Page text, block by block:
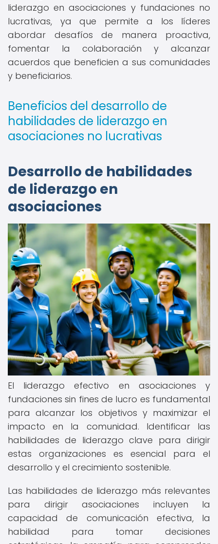
liderazgo en asociaciones y fundaciones no
lucrativas, ya que permite a los líderes
abordar desafíos de manera proactiva,
fomentar la colaboración y alcanzar
acuerdos que beneficien a sus comunidades
y beneficiarios.
Beneficios del desarrollo de
habilidades de liderazgo en
asociaciones no lucrativas
Desarrollo de habilidades
de liderazgo en
asociaciones
El liderazgo efectivo en asociaciones y
fundaciones sin fines de lucro es fundamental
para alcanzar los objetivos y maximizar el
impacto en la comunidad. Identificar las
habilidades de liderazgo clave para dirigir
estas organizaciones es esencial para el
desarrollo y el crecimiento sostenible.
Las habilidades de liderazgo más relevantes
para dirigir asociaciones incluyen la
capacidad de comunicación efectiva, la
habilidad para tomar decisiones